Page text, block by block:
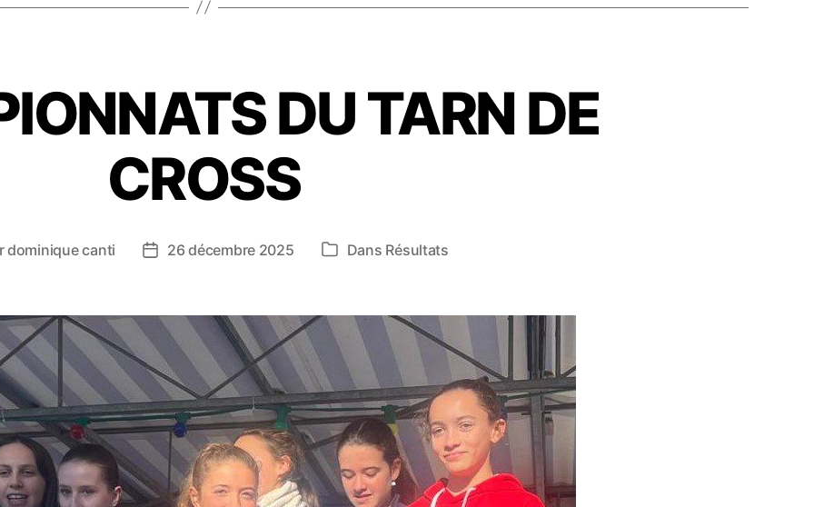
DU TARN DE
CROSS
dominique canti
Date26 décembre 2025 Catégories
Dans Résultats